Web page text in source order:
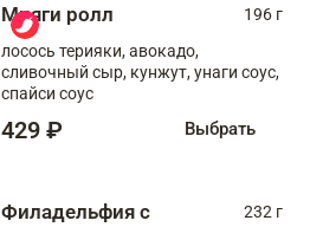
Мияги ролл
196 г
лосось терияки, авокадо,
сливочный сыр, кунжут, унаги соус,
спайси соус
429 ₽ Выбрать
Филадельфия с
232 г